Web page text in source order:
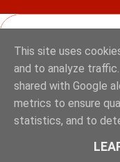
This site uses
and to analyze
shared with Google
metrics to ensure
statistics, and to